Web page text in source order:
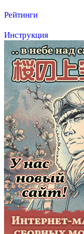
Рейтинги
Инструкция